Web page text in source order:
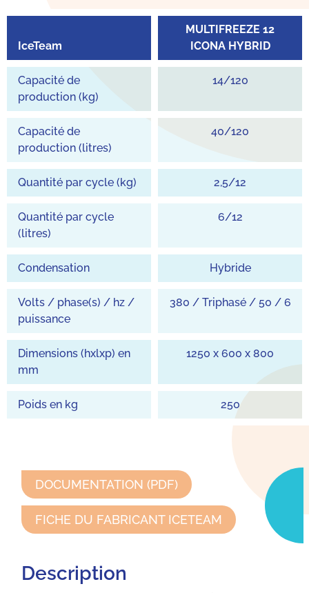
IceTeam
MULTIFREEZE 12
ICONA HYBRID
Capacité de
production (kg)
14/120
Capacité de
production (litres)
40/120
Quantité par cycle (kg) 2,5/12
Quantité par cycle
(litres)
6/12
Condensation Hybride
Volts / phase(s) / hz /
puissance
380 / Triphasé / 50 / 6
Dimensions (hxlxp) en
mm
1250 x 600 x 800
Poids en kg 250
DOCUMENTATION (PDF)
FICHE DU FABRICANT ICETEAM
Description